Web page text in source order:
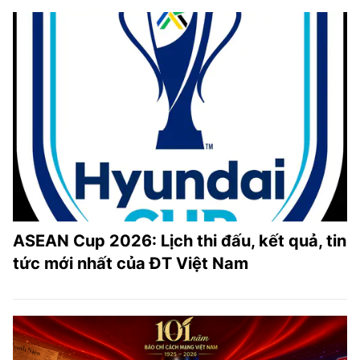
ASEAN Cup 2026: Lịch thi đấu, kết quả, tin
tức mới nhất của ĐT Việt Nam